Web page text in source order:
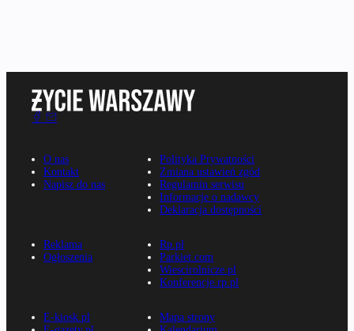
O nas
Kontakt
Napisz do nas
Polityka Prywatności
Zmiana ustawień zgód
Regulamin serwisu
Informacje o nadawcy
Deklaracja dostępności
Reklama
Ogłoszenia
Rp.pl
Parkiet.com
Wiescirolnicze.pl
Konferencje.rp.pl
E-kiosk.pl
Mapa strony